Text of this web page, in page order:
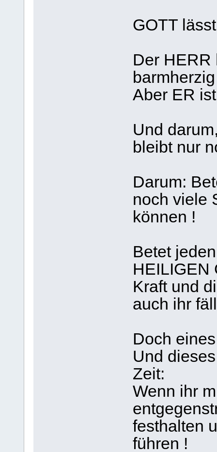
GOTT
Der HERR
Aber ER
Und
bleibt nur
Darum:
noch viele
können !
Betet
HEILIGEN
Kraft und
auch ihr
Doch
Und
Zeit:
Wenn ihr
festhalten
führen !